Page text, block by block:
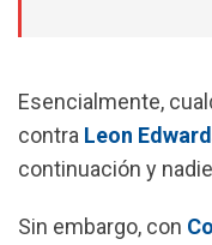
Esencialmente,
contra Leon
continuación y
Sin embargo, con